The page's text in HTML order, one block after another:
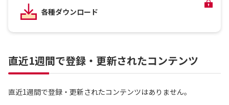
各種ダウンロード
直近1週間で登録・更新されたコンテンツ
直近1週間で登録・更新されたコンテンツはありません。